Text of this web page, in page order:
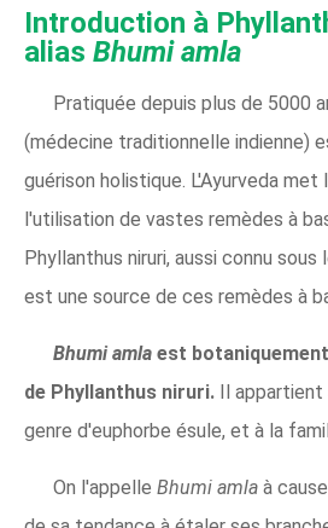
Introduction à
alias Bhumi amla
Pratiquée depuis plus de 5000
(médecine traditionnelle indienne)
guérison holistique. L'Ayurveda met
l'utilisation de vastes remèdes à
Phyllanthus niruri, aussi connu sous
est une source de ces remèdes à
Bhumi amla est
de Phyllanthus niruri. Il appartient
genre d'euphorbe ésule, et à la
On l'appelle Bhumi amla à